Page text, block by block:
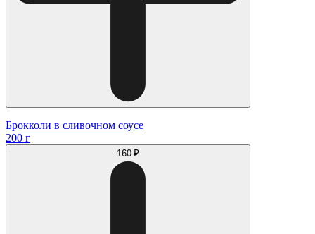
Брокколи в сливочном соусе
200 г
160 ₽